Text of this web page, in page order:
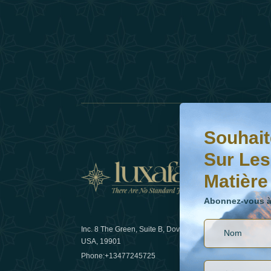
Inc. 8 The Green, Suite B, Dover, DE
USA, 19901
Phone:+13477245725
Comment
les
Souhaitez-vous en
Abonnez-vous à
Sur
Abonnez-vous